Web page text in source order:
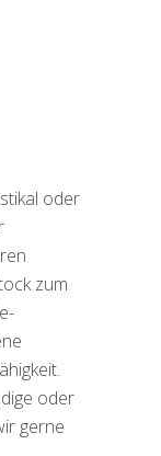
oder
zum
oder
gerne